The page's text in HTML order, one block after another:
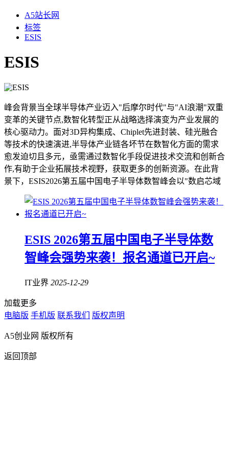
A5站长网
标签
ESIS
ESIS
峰会背景当全球半导体产业迈入"后摩尔时代"与"AI浪潮"双重
变革的关键节点,数智化转型正从战略选择演变为产业发展的
核心驱动力。面对3D异构集成、Chiplet先进封装、硅光融合
等技术的快速演进,半导体产业链各坏节在数智化方面的需求
愈发迫切且多元，亟需通过数智化手段促进技术交流和创新合
作,有助于企业拓展技术视野，获取更多的创新资源。在此背
景下，ESIS2026第五届中国电子半导体数智峰会以"数启芯域
ESIS 2026第五届中国电子半导体数
智峰会强势来袭！报名通道已开启~
IT业界 2025-12-29
加载更多
电脑版 手机版 联系我们 版权声明
A5创业网 版权所有
返回顶部